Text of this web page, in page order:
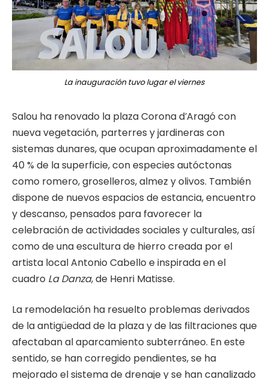
La inauguración tuvo lugar el viernes
Salou ha renovado la plaza Corona d’Aragó con
nueva vegetación, parterres y jardineras con
sistemas dunares, que ocupan aproximadamente el
40 % de la superficie, con especies autóctonas
como romero, groselleros, almez y olivos. También
dispone de nuevos espacios de estancia, encuentro
y descanso, pensados para favorecer la
celebración de actividades sociales y culturales, así
como de una escultura de hierro creada por el
artista local Antonio Cabello e inspirada en el
cuadro La Danza, de Henri Matisse.
La remodelación ha resuelto problemas derivados
de la antigüedad de la plaza y de las filtraciones que
afectaban al aparcamiento subterráneo. En este
sentido, se han corregido pendientes, se ha
mejorado el sistema de drenaje y se han canalizado